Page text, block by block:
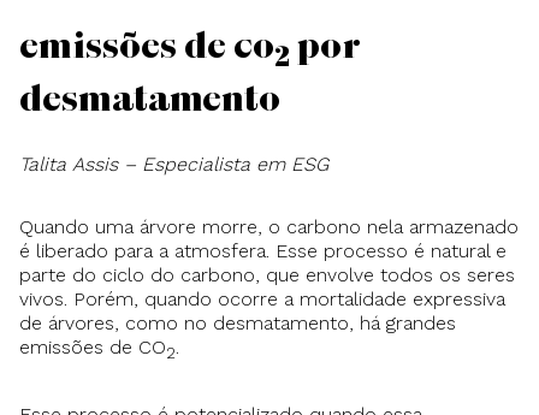
Emissões de CO2 por
desmatamento
Talita Assis – Especialista em ESG
Quando uma árvore morre, o carbono nela armazenado
é liberado para a atmosfera. Esse processo é natural e
parte do ciclo do carbono, que envolve todos os seres
vivos. Porém, quando ocorre a mortalidade expressiva
de árvores, como no desmatamento, há grandes
emissões de CO2.